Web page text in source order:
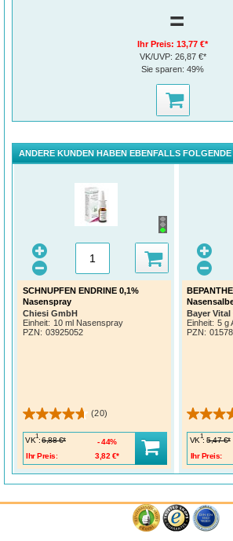
=
Ihr Preis:13,77 €*
VK/UVP: 26,87 €*
Sie sparen:49%
ANDERE KUNDEN HABEN EBENFALLS
SCHNUPFEN ENDRINE 0,1%
Nasenspray
Chiesi GmbH
Einheit: 10 ml Nasenspray
PZN: 03925052
(20)
VK
1
: 6,88 €*
Ihr Preis:
3,82 €*
44%
Bayer Vital
Einheit: 5 g
PZN:
VK
1
: 5,47 €*
Ihr Preis: